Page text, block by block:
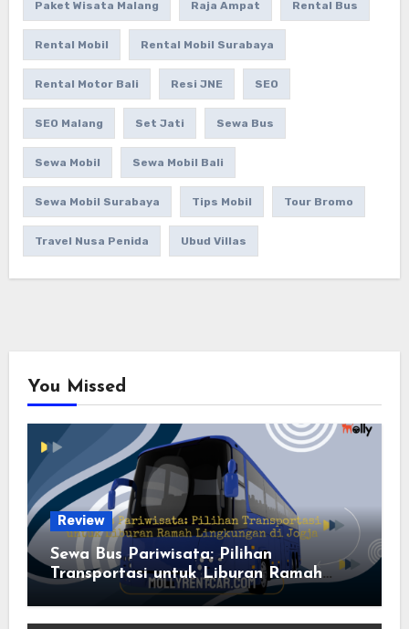
Paket Wisata Malang Raja Ampat Rental Bus
Rental Mobil Rental Mobil Surabaya
Rental Motor Bali Resi JNE SEO
SEO Malang Set Jati Sewa Bus
Sewa Mobil Sewa Mobil Bali
Sewa Mobil Surabaya Tips Mobil Tour Bromo
Travel Nusa Penida Ubud Villas
You Missed
Review
Sewa Bus Pariwisata: Pilihan
Transportasi untuk Liburan Ramah
Lingkungan di Jogja